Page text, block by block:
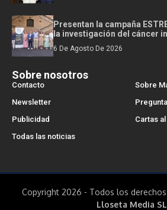
Presentan la campaña
la investigación del cáncer
6 De Agosto De 2026
Sobre nosotros
Contacto
Sobre
Newsletter
Publicidad
Cartas
Todas las noticias
Copyright 2026 - Todos los
Lloseta Media